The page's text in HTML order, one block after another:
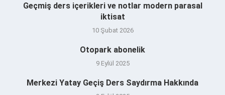
Geçmiş ders içerikleri ve notlar modern parasal
iktisat
10 Şubat 2026
Otopark abonelik
9 Eylül 2025
Merkezi Yatay Geçiş Ders Saydırma Hakkında